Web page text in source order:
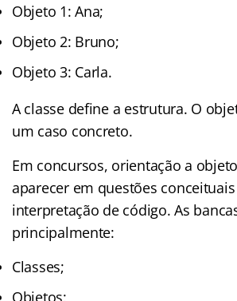
Objeto 1: Ana;
Objeto 2: Bruno;
Objeto 3: Carla.
A classe define a estrutura. O
um caso concreto.
Em concursos, orientação a
aparecer em questões
interpretação de código. As
principalmente:
Classes;
Objetos;